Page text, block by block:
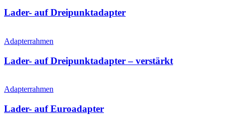
Lader- auf Dreipunkt­adapter
Adapterrahmen
Lader- auf Dreipunkt­adapter – verstärkt
Adapterrahmen
Lader- auf Euroadapter